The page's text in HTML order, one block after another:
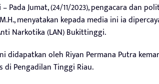
Pada Jumat, (24/11/2023), pengacara dan
M.H., menyatakan kepada media ini ia
Narkotika (LAN) Bukittinggi.
didapatkan oleh Riyan Permana Putra
di Pengadilan Tinggi Riau.